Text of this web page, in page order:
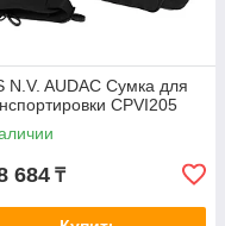
N.V. AUDAC Сумка для
CPVI205
684 ₸